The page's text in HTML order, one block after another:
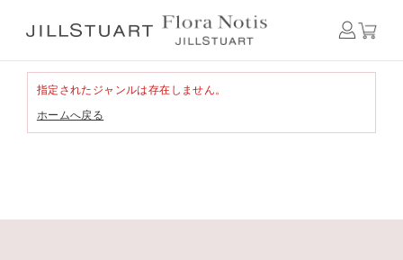
指定されたジャンルは存在しません。
ホームへ戻る